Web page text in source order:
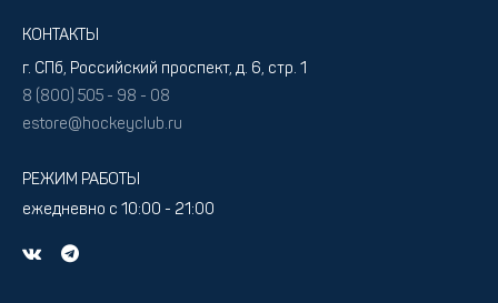
КОНТАКТЫ
г. СПб, Российский проспект, д. 6, стр. 1
8 (800) 505 - 98 - 08
estore@hockeyclub.ru
РЕЖИМ РАБОТЫ
ежедневно с 10:00 - 21:00